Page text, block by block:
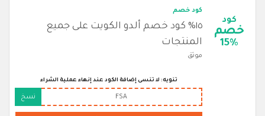
كود
خصم
15%
كود خصم
١٥% كود خصم ألدو الكويت على جميع
المنتجات
موثق
تنويه: لا تنسى إضافة الكود عند إنهاء عملية الشراء
FSA نسخ